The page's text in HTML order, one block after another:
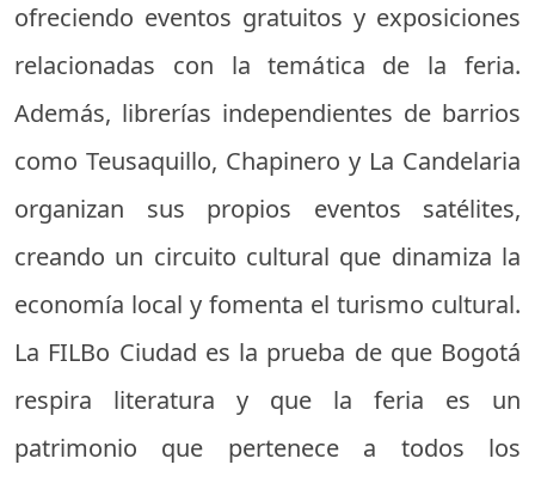
ofreciendo eventos gratuitos y exposiciones
relacionadas con la temática de la feria.
Además, librerías independientes de barrios
como Teusaquillo, Chapinero y La Candelaria
organizan sus propios eventos satélites,
creando un circuito cultural que dinamiza la
economía local y fomenta el turismo cultural.
La FILBo Ciudad es la prueba de que Bogotá
respira literatura y que la feria es un
patrimonio que pertenece a todos los